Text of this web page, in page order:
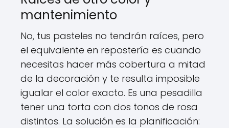
mantenimiento
No, tus pasteles no tendrán raíces, pero
el equivalente en repostería es cuando
necesitas hacer más cobertura a mitad
de la decoración y te resulta imposible
igualar el color exacto. Es una pesadilla
tener una torta con dos tonos de rosa
distintos. La solución es la planificación: